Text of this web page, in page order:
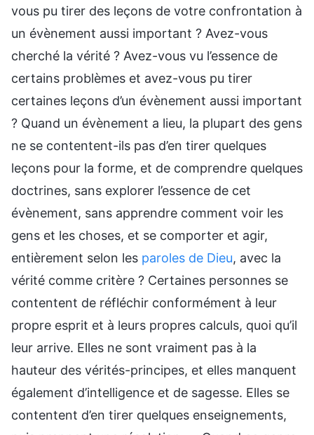
vous pu tirer des leçons de votre confrontation à
un évènement aussi important ? Avez-vous
cherché la vérité ? Avez-vous vu l’essence de
certains problèmes et avez-vous pu tirer
certaines leçons d’un évènement aussi important
? Quand un évènement a lieu, la plupart des gens
ne se contentent-ils pas d’en tirer quelques
leçons pour la forme, et de comprendre quelques
doctrines, sans explorer l’essence de cet
évènement, sans apprendre comment voir les
gens et les choses, et se comporter et agir,
entièrement selon les paroles de Dieu, avec la
vérité comme critère ? Certaines personnes se
contentent de réfléchir conformément à leur
propre esprit et à leurs propres calculs, quoi qu’il
leur arrive. Elles ne sont vraiment pas à la
hauteur des vérités-principes, et elles manquent
également d’intelligence et de sagesse. Elles se
contentent d’en tirer quelques enseignements,